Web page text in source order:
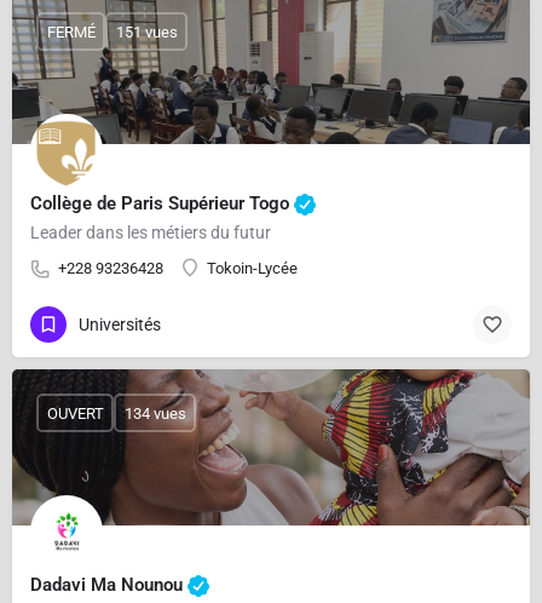
Collège de Paris Supérieur Togo
Leader dans les métiers du futur
+228 93236428 Tokoin-Lycée
FERMÉ 151 vues
Universités
Dadavi Ma Nounou
OUVERT 134 vues